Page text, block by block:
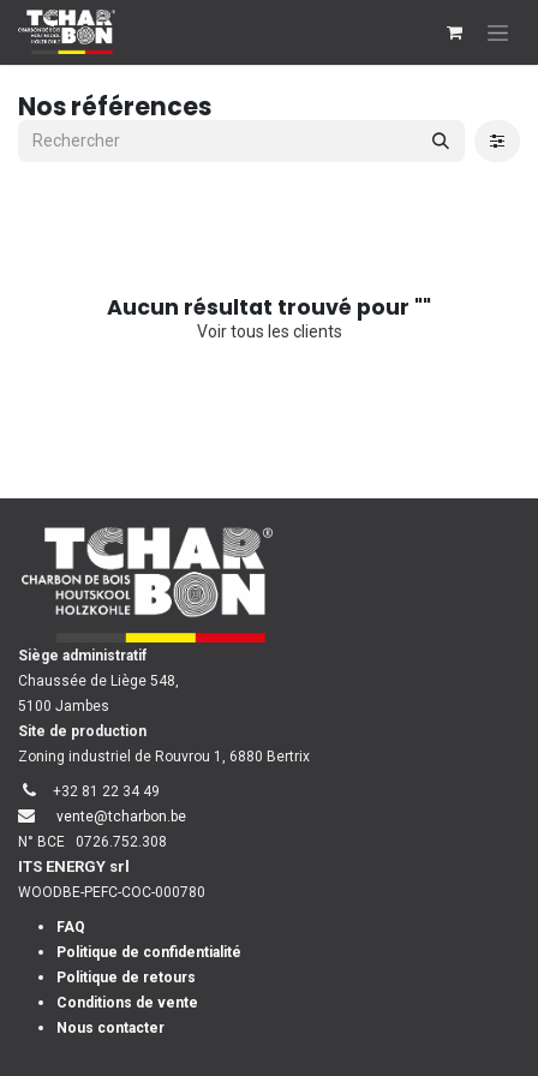
Se rendre au contenu
Nos références
Aucun résultat trouvé pour ""
Voir tous les clients
Siège administratif
Chaussée de Liège 548,
5100 Jambes
Site de production
Zoning industriel de Rouvrou 1, 6880 Bertrix
+32 81 22 34 49
vente@tcharbon.be
N° BCE
0726.752.308
ITS ENERGY srl
WOODBE-PEFC-COC-000780
FAQ
Politique de confidentialité
Politique de retours
Conditions de vente
Nous contacter